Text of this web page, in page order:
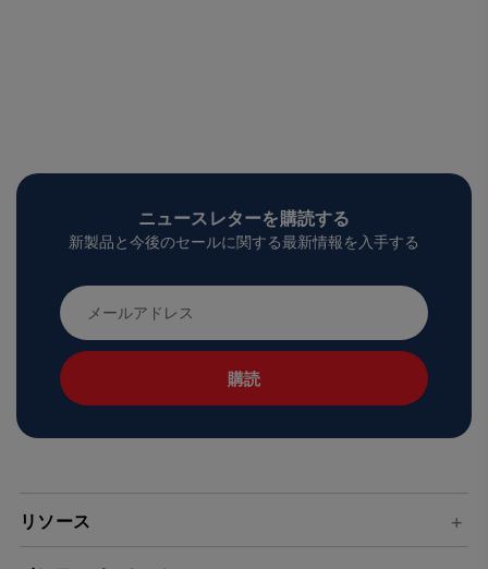
ニュースレターを購読する
新製品と今後のセールに関する最新情報を入手する
メ
ー
ル
ア
ド
リソース